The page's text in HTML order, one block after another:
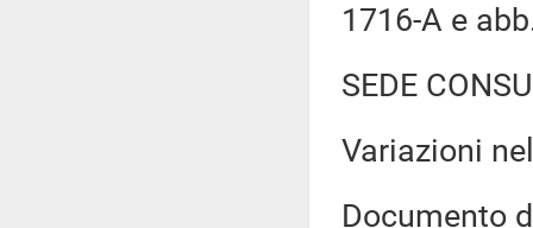
1716-A e
SEDE
Variazioni
Documento